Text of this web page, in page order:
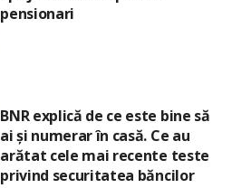
pensionari
BNR explică de ce este bine să
ai și numerar în casă. Ce au
arătat cele mai recente teste
privind securitatea băncilor